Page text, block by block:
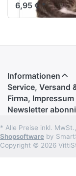
6,95 € *
Informationen
Service, Versand
Firma,
Newsletter
* Alle Preise inkl.
Shopsoftware by
Copyright © 2026